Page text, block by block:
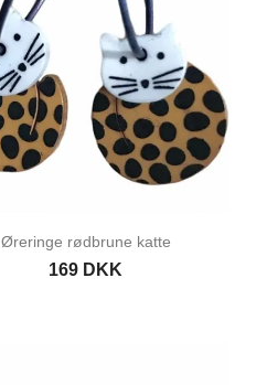
Øreringe rødbrune katte
169 DKK